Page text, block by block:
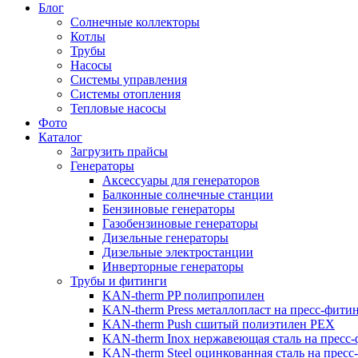
Блог
Солнечные коллекторы
Котлы
Трубы
Насосы
Системы управления
Системы отопления
Тепловые насосы
Фото
Каталог
Загрузить прайсы
Генераторы
Аксессуары для генераторов
Балконные солнечные станции
Бензиновые генераторы
Газобензиновые генераторы
Дизельные генераторы
Дизельные электростанции
Инверторные генераторы
Трубы и фитинги
KAN-therm PP полипропилен
KAN-therm Рress металлопласт на пресс-
KAN-therm Push сшитый полиэтилен PEX
KAN-therm Inox нержавеющая сталь на
KAN-therm Steel оцинкованная сталь на